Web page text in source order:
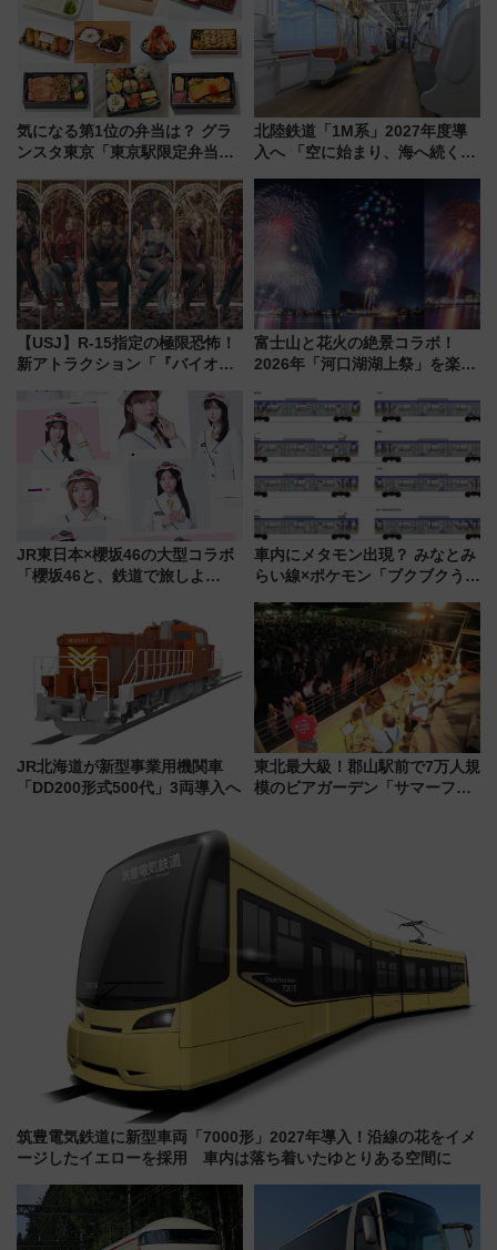
気になる第1位の弁当は？ グラ
ンスタ東京「東京駅限定弁当
北陸鉄道「1M系」2027年度導
入へ 「空に始まり、海へ続く」
神秘的なデザイン
【USJ】R-15指定の極限恐怖！
新アトラクション「『バイオハ
ブ」今秋登場 ―予測不能の恐
怖に泣き叫べ―
富士山と花火の絶景コラボ！
2026年「河口湖湖上祭」を楽し
ススメ
JR東日本×櫻坂46の大型コラボ
「櫻坂46と、鉄道で旅しよ
車内にメタモン出現？ みなとみ
らい線×ポケモン「ブクブクうみ
行開始に！ この夏は直通列車で
横浜へ！
JR北海道が新型事業用機関車
「DD200形式500代」3両導入へ
東北最大級！郡山駅前で7万人規
模のビアガーデン「サマーフェ
MALLで予約可能
筑豊電気鉄道に新型車両「7000形」2027年導入！沿線の花をイメ
ージしたイエローを採用 車内は落ち着いたゆとりある空間に